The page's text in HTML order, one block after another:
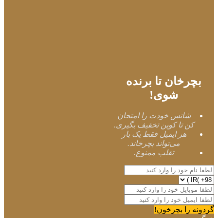
بچرخان تا برنده
شوی!
شانس خودت را امتحان
کن تا کوپن تخفیف بگیری.
هر ایمیل فقط یک بار
می‌تواند بچرخاند.
تقلب ممنوع.
گردونه را بچرخون!